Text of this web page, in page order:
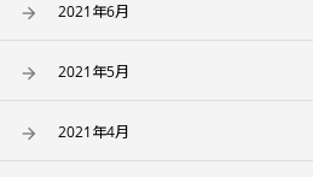
2021年6月
2021年5月
2021年4月